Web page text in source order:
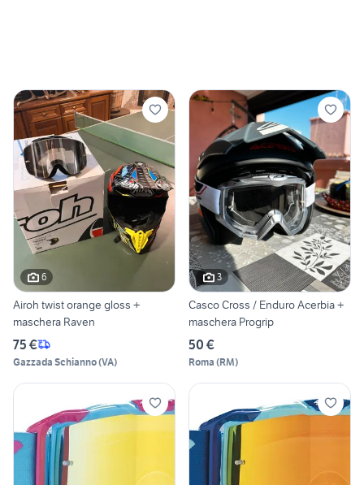
6
Airoh twist orange gloss +
maschera Raven
75 €
Gazzada Schianno(VA)
3
Casco Cross / Enduro Acerbia +
maschera Progrip
50 €
Roma (RM)